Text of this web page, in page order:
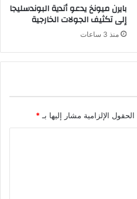
بايرن ميونخ يدعو أندية البوندسليجا
إلى تكثيف الجولات الخارجية
منذ 3 ساعات
الحقول الإلزامية مشار إليها بـ *